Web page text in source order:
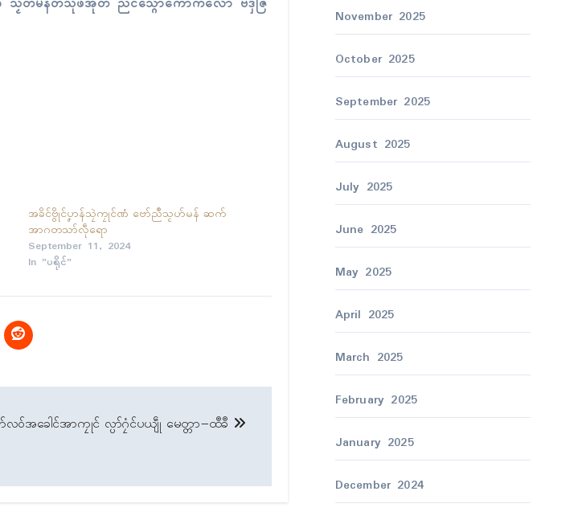
အခိၚ်ဗွိုၚ်ပၞာန်သၠဲကၠုၚ်ဏံ ဗော်ညဳသၟဟ်မန် ဆက်
အာဂတသာ်လဵုရော
September 11, 2024
In "ပရိုၚ်"
လဝ်အခေါၚ်အာကၠုၚ် လ္ပာ်ဂၠံၚ်ပယျဵု မေတ္တာ−ထဳခဳ
November 2025
October 2025
September 2025
August 2025
July 2025
June 2025
May 2025
April 2025
March 2025
February 2025
January 2025
December 2024